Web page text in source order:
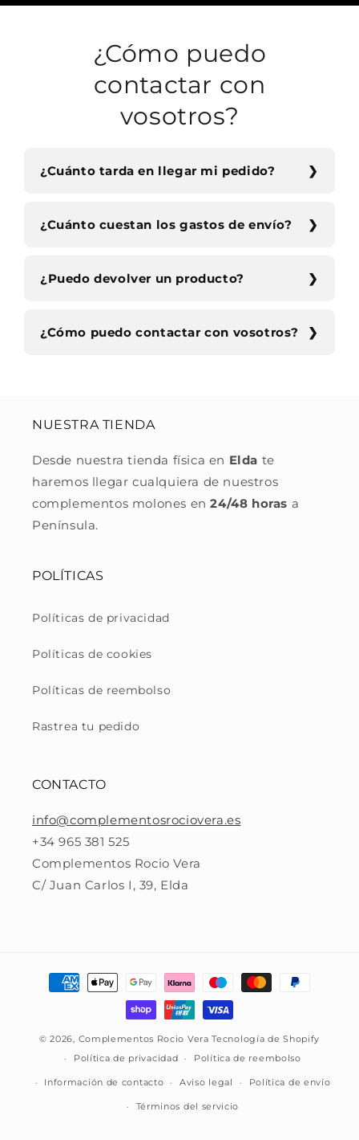
¿Cómo puedo
contactar con
vosotros?
¿Cuánto tarda en llegar mi pedido?
¿Cuánto cuestan los gastos de envío?
¿Puedo devolver un producto?
¿Cómo puedo contactar con vosotros?
NUESTRA TIENDA
Desde nuestra tienda física en Elda te
haremos llegar cualquiera de nuestros
complementos molones en24/48 horas a
Península.
POLÍTICAS
Políticas de privacidad
Políticas de cookies
Políticas de reembolso
Rastrea tu pedido
CONTACTO
info@complementosrociovera.es
+34 965 381 525
Complementos Rocio Vera
C/ Juan Carlos I, 39, Elda
Formas
© 2026, Complementos Rocio Vera Tecnología de Shopify
Política de privacidad
Política de reembolso
Información de contacto Aviso legal Política de envío
Términos del servicio